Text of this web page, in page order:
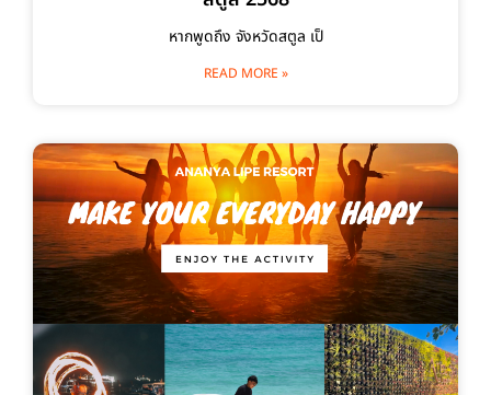
หากพูดถึง จังหวัดสตูล เป็
READ MORE »